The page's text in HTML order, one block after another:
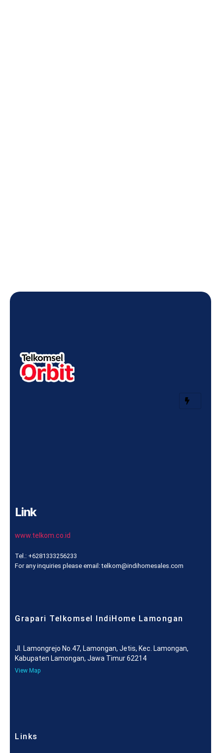
Link
www.telkom.co.id
Tel.: +6281333256233
For any inquiries please email: telkom@indihomesales.com
Grapari Telkomsel IndiHome Lamongan
Jl. Lamongrejo No.47, Lamongan, Jetis, Kec. Lamongan,
Kabupaten Lamongan, Jawa Timur 62214
View Map
Links